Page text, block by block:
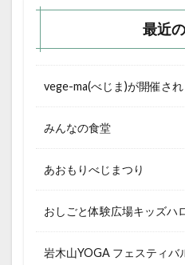
最近
vege-ma(べじま)が開催され
みんなの食堂
あおもりべじまつり
おしごと体験広場キッズハ
岩木山YOGA フェスティバ